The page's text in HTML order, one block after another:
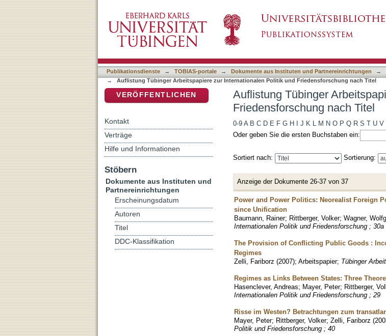
Publikationsdienste → TOBIAS-portale → Dokumente aus Instituten und Partnereinrichtungen →
→
Auflistung Tübinger Arbeitspapiere zur Internationalen Politik und Friedensforschung nach Titel
Auflistung Tübinger
Friedensforschung nach Titel
0-9 A B C D E F G H J K L M N O P Q R S T U V
Oder geben Sie die ersten Buchstaben ein:
Sortiert nach: Sortierung:
Anzeige der Dokumente 26-37 von 37
Power and Power Politics: Neorealist Foreign
since Unification
Baumann, Rainer; Rittberger, Volker; Wagner,
Internationalen Politik und Friedensforschung ; 30a
The Provision of Conflicting Public Goods :
Regimes
Zelli, Fariborz (2007); Arbeitspapier; Tübinger
Regimes as Links Between States: Three
Hasenclever, Andreas; Mayer, Peter; Rittberger,
Internationalen Politik und Friedensforschung ; 29
Risse im Westen? Betrachtungen zum
Mayer, Peter; Rittberger, Volker; Zelli, Fariborz (
Politik und Friedensforschung ; 40
VERÖFFENTLICHEN
Kontakt
Verträge
Hilfe und Informationen
Stöbern
Dokumente aus Instituten und
Partnereinrichtungen
Erscheinungsdatum
Autoren
Titel
DDC-Klassifikation